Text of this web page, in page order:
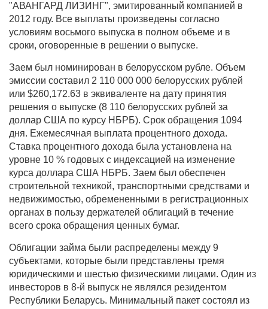
"АВАНГАРД ЛИЗИНГ", эмитированный компанией в
2012 году. Все выплаты произведены согласно
условиям восьмого выпуска в полном объеме и в
сроки, оговоренные в решении о выпуске.
Заем был номинирован в белорусском рубле. Объем
эмиссии составил 2 110 000 000 белорусских рублей
или $260,172.63 в эквиваленте на дату принятия
решения о выпуске (8 110 белорусских рублей за
доллар США по курсу НБРБ). Срок обращения 1094
дня. Ежемесячная выплата процентного дохода.
Ставка процентного дохода была установлена на
уровне 10 % годовых с индексацией на изменение
курса доллара США НБРБ. Заем был обеспечен
строительной техникой, транспортными средствами и
недвижимостью, обремененными в регистрационных
органах в пользу держателей облигаций в течение
всего срока обращения ценных бумаг.
Облигации займа были распределены между 9
субъектами, которые были представлены тремя
юридическими и шестью физическими лицами. Один из
инвесторов в 8-й выпуск не являлся резидентом
Республики Беларусь. Минимальный пакет состоял из